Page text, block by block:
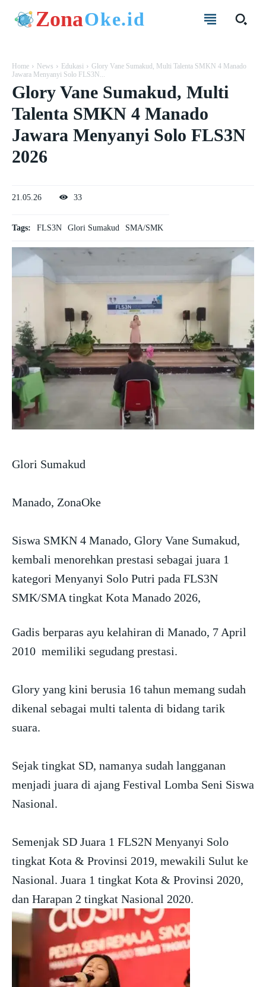
ZonaOke.id
Home News Edukasi
Glory Vane Sumakud, Multi Talenta SMKN 4 Manado
Jawara Menyanyi Solo FLS3N...
Glory Vane Sumakud, Multi
Talenta SMKN 4 Manado
Jawara Menyanyi Solo FLS3N
2026
21.05.26 33
Tags: FLS3N Glori Sumakud SMA/SMK
Glori Sumakud
Manado, ZonaOke
Siswa SMKN 4 Manado, Glory Vane Sumakud,
kembali menorehkan prestasi sebagai juara 1
kategori Menyanyi Solo Putri pada FLS3N
SMK/SMA tingkat Kota Manado 2026,
Gadis berparas ayu kelahiran di Manado, 7 April
2010 memiliki segudang prestasi.
Glory yang kini berusia 16 tahun memang sudah
dikenal sebagai multi talenta di bidang tarik
suara.
Sejak tingkat SD, namanya sudah langganan
menjadi juara di ajang Festival Lomba Seni Siswa
Nasional.
Semenjak SD Juara 1 FLS2N Menyanyi Solo
tingkat Kota & Provinsi 2019, mewakili Sulut ke
Nasional. Juara 1 tingkat Kota & Provinsi 2020,
dan Harapan 2 tingkat Nasional 2020.